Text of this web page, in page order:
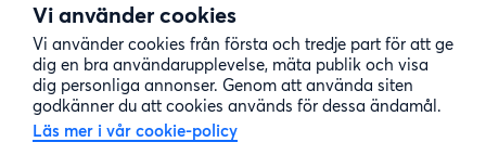
Vi använder cookies
Vi använder cookies från första och tredje part för att ge
dig en bra användarupplevelse, mäta publik och visa
dig personliga annonser. Genom att använda siten
godkänner du att cookies används för dessa ändamål.
Läs mer i vår cookie-policy